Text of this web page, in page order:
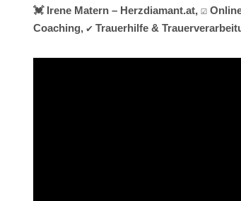
💓️ Irene Matern – Herzdiamant.at, ☑️
Coaching, ✔️ Trauerhilfe &